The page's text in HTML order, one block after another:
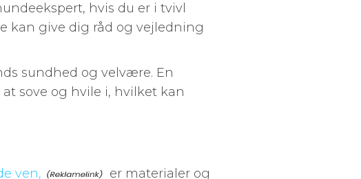
hvis du er i tvivl
kan give dig råd og vejledning
sundhed og velvære. En
sove og hvile i, hvilket kan
ven, er materialer og